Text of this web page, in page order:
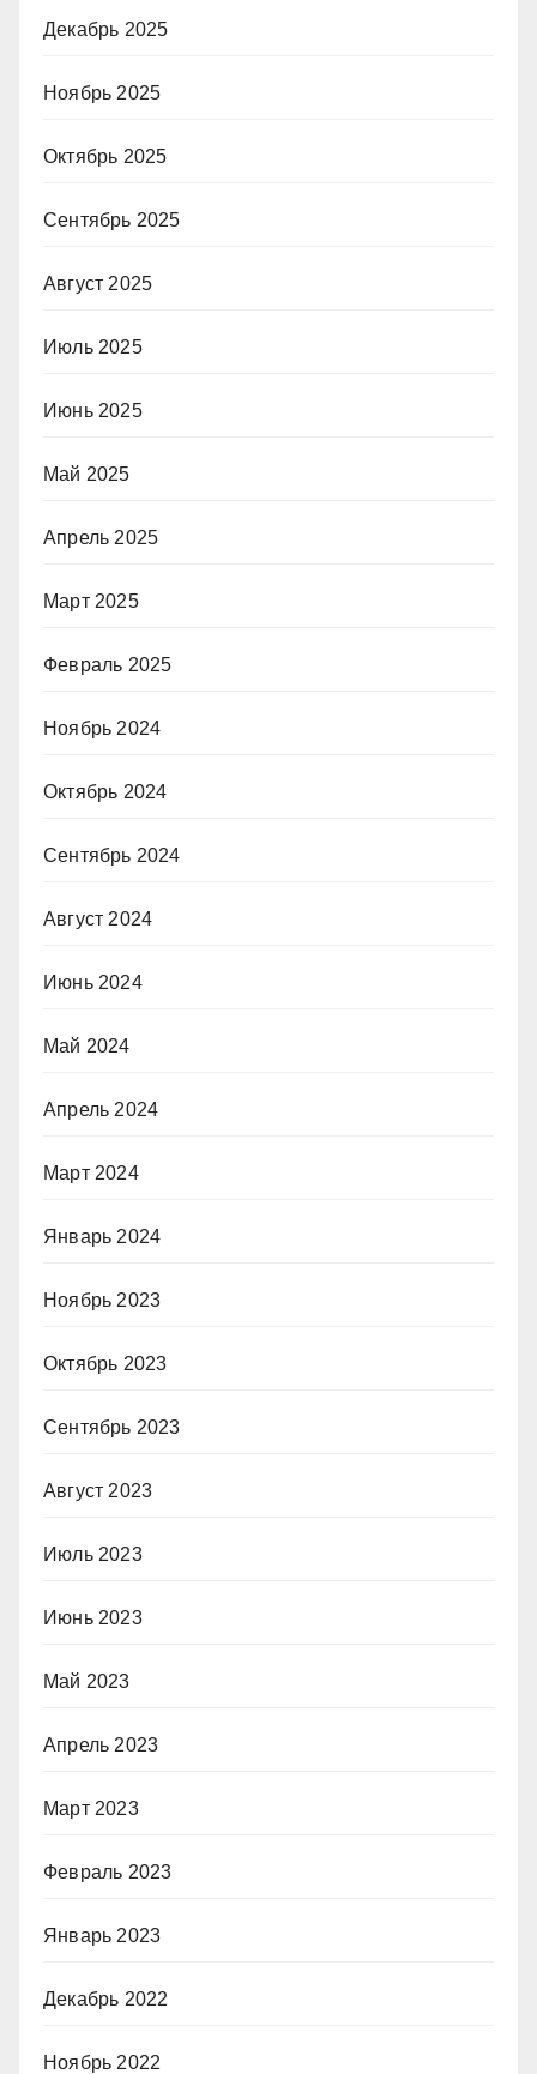
Декабрь 2025
Ноябрь 2025
Октябрь 2025
Сентябрь 2025
Август 2025
Июль 2025
Июнь 2025
Май 2025
Апрель 2025
Март 2025
Февраль 2025
Ноябрь 2024
Октябрь 2024
Сентябрь 2024
Август 2024
Июнь 2024
Май 2024
Апрель 2024
Март 2024
Январь 2024
Ноябрь 2023
Октябрь 2023
Сентябрь 2023
Август 2023
Июль 2023
Июнь 2023
Май 2023
Апрель 2023
Март 2023
Февраль 2023
Январь 2023
Декабрь 2022
Ноябрь 2022